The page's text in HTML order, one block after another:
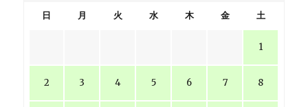
日 月 火 水 木 金 土
1
2 3 4 5 6 7 8